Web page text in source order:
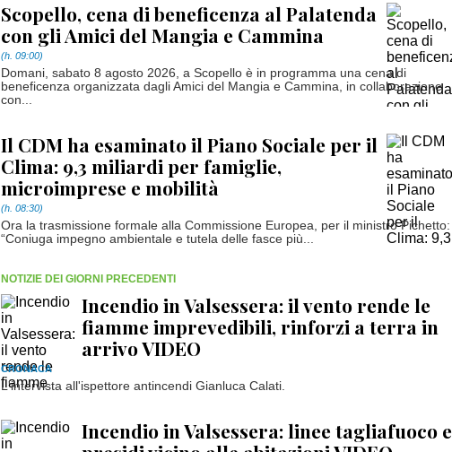
Scopello, cena di beneficenza al Palatenda
con gli Amici del Mangia e Cammina
(h. 09:00)
Domani, sabato 8 agosto 2026, a Scopello è in programma una cena di
beneficenza organizzata dagli Amici del Mangia e Cammina, in collaborazione
con...
Il CDM ha esaminato il Piano Sociale per il
Clima: 9,3 miliardi per famiglie,
microimprese e mobilità
(h. 08:30)
Ora la trasmissione formale alla Commissione Europea, per il ministro Pichetto:
“Coniuga impegno ambientale e tutela delle fasce più...
NOTIZIE DEI GIORNI PRECEDENTI
Incendio in Valsessera: il vento rende le
fiamme imprevedibili, rinforzi a terra in
arrivo VIDEO
CRONACA
L'intervista all'ispettore antincendi Gianluca Calati.
Incendio in Valsessera: linee tagliafuoco e